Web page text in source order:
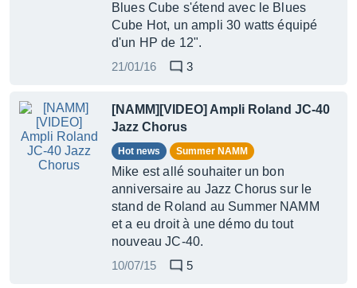
Blues Cube s'étend avec le Blues
Cube Hot, un ampli 30 watts équipé
d'un HP de 12".
21/01/16
3
[NAMM][VIDEO] Ampli Roland JC-40
Jazz Chorus
Hot news Summer NAMM
Mike est allé souhaiter un bon
anniversaire au Jazz Chorus sur le
stand de Roland au Summer NAMM
et a eu droit à une démo du tout
nouveau JC-40.
10/07/15
5